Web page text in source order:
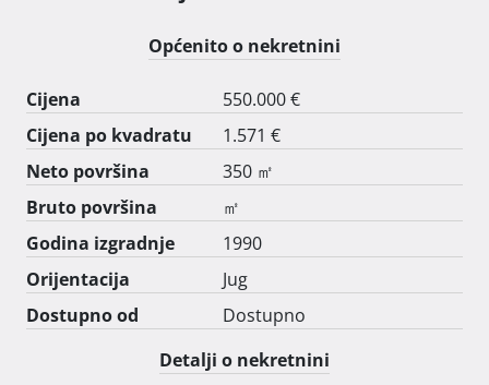
Općenito o nekretnini
Cijena
550.000 €
Cijena po kvadratu
1.571 €
Neto površina
350 ㎡
Bruto površina
㎡
Godina izgradnje
1990
Orijentacija
Jug
Dostupno od
Dostupno
Detalji o nekretnini